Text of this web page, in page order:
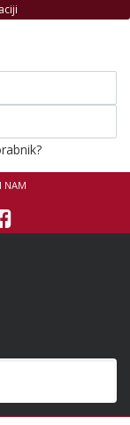
NAM
Facebook